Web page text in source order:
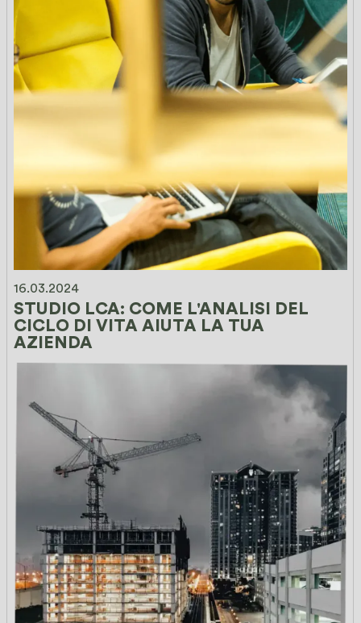
16.03.2024
STUDIO LCA: COME L'ANALISI DEL
CICLO DI VITA AIUTA LA TUA
AZIENDA